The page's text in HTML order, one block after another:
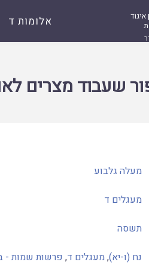
איגוד
אלומות ד
שעבוד מצרים
מעלה גלבוע
מעגלים ד
תשסה
נח (ו-יא),מעגלים ד, פרשות שמות -